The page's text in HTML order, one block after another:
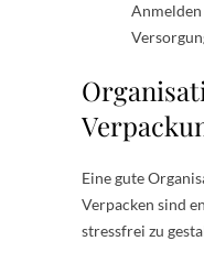
Anmelden
Eine gute
Verpacken sind
stressfrei zu